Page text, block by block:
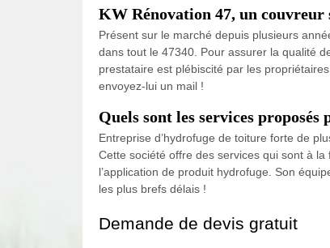
KW Rénovation 47, un
Présent sur le marché depuis plusieurs
dans tout le 47340. Pour assurer la qualité
prestataire est plébiscité par les
envoyez-lui un mail !
Quels sont les services
Entreprise d’hydrofuge de toiture forte de
Cette société offre des services qui sont à
l’application de produit hydrofuge. Son
les plus brefs délais !
Demande de devis gratuit